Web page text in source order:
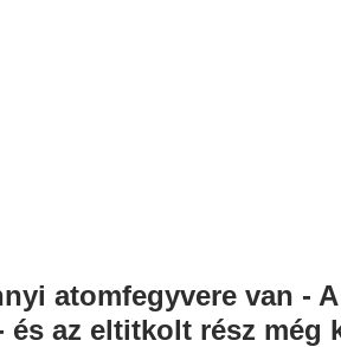
atomfegyvere van -
és az eltitkolt rész még